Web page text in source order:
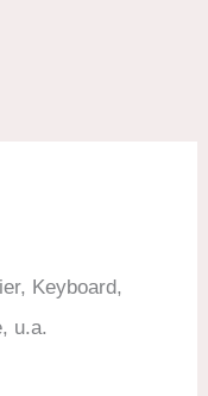
Keyboard,
u.a.